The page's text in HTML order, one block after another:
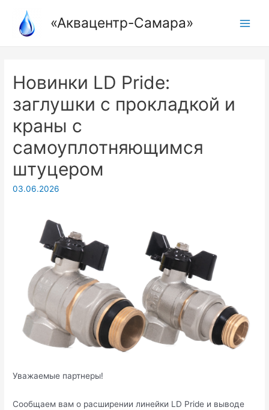
содержимому
«Аквацентр-Самара»
Новинки LD Pride:
заглушки с прокладкой и
краны с
самоуплотняющимся
штуцером
03.06.2026
Уважаемые партнеры!
Сообщаем вам о расширении линейки LD Pride и выводе